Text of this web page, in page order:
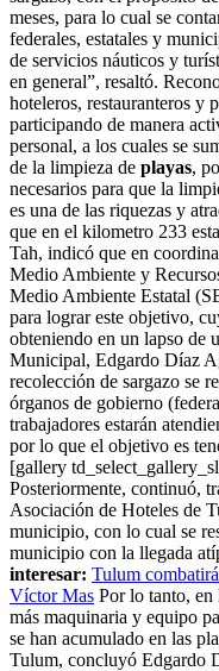
meses, para lo cual se
federales, estatales y
de servicios náuticos y
en general”, resaltó.
hoteleros, restauranteros y
participando de manera
personal, a los cuales se
de la limpieza de playas,
necesarios para que la
es una de las riquezas y
que en el kilometro 233
Tah, indicó que en
Medio Ambiente y
Medio Ambiente Estatal
para lograr este objetivo,
obteniendo en un lapso de
Municipal, Edgardo Díaz
recolección de sargazo se
órganos de gobierno
trabajadores estarán
por lo que el objetivo es
[gallery
Posteriormente, continuó,
Asociación de Hoteles de
municipio, con lo cual se
municipio con la llegada
interesar: Tulum
Víctor Mas Por lo tanto, en
más maquinaria y equipo
se han acumulado en las
Tulum, concluyó Edgardo